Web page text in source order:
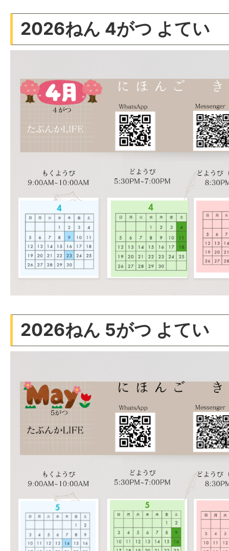
2026ねん 4がつ よてい
2026ねん 5がつ よてい